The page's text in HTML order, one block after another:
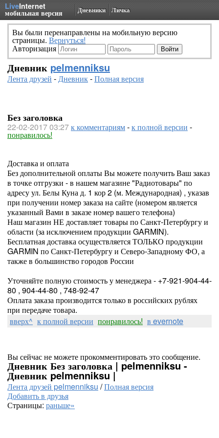
LiveInternet
мобильная версия Дневники Личка
Вы были перенаправлены на мобильную версию
страницы. Вернуться!
Авторизация
Дневник pelmenniksu
Лента друзей -Дневник-Полная версия
Без заголовка
22-02-2017 03:27к комментариям-к полной версии -
понравилось!
Доставка и оплата
Без дополнительной оплаты Вы можете получить Ваш заказ
в точке отгрузки - в нашем магазине "Радиотовары" по
адресу ул. Белы Куна д. 1 кор 2 (м. Международная) , указав
при получении номер заказа на сайте (номером является
указанный Вами в заказе номер вашего телефона)
Наш магазин НЕ доставляет товары по Санкт-Петербургу и
области (за исключением продукции GARMIN).
Бесплатная доставка осуществляется ТОЛЬКО продукции
GARMIN по Санкт-Петербургу и Северо-Западному ФО, а
также в большинство городов России
Уточняйте полную стоимость у менеджера - +7-921-904-44-
80 , 904-44-80 , 748-92-47
Оплата заказа производится только в российских рублях
при передаче товара.
вверх^ к полной версии понравилось! в evernote
Вы сейчас не можете прокомментировать это сообщение.
Дневник Без заголовка | pelmenniksu -
Дневник pelmenniksu |
Лента друзей pelmenniksu /Полная версия
Добавить в друзья
Страницы: раньше»